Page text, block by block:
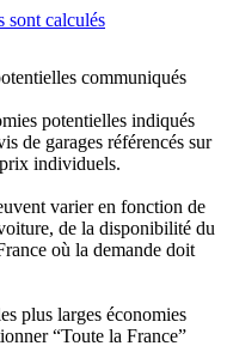
sont calculés
communiqués
potentielles indiqués
de garages référencés sur
individuels.
varier en fonction de
de la disponibilité du
où la demande doit
plus larges économies
“Toute la France”